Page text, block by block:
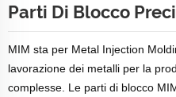
Parti Di Blocco
MIM sta per Metal Injection
lavorazione dei metalli per la
complesse. Le parti di blocco